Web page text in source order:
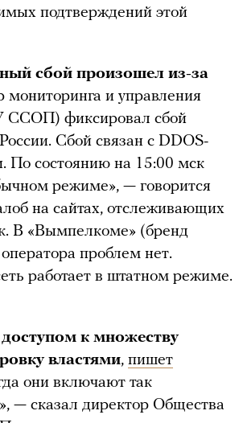
подтверждений этой
сбой произошел из-за
мониторинга и управления
ССОП) фиксировал сбой
Сбой связан с DDOS-
По состоянию на 15:00 мск
режиме», — говорится
на сайтах, отслеживающих
В «Вымпелкоме» (бренд
проблем нет.
работает в штатном режиме.
к множеству
властями, пишет
они включают так
— сказал директор Общества